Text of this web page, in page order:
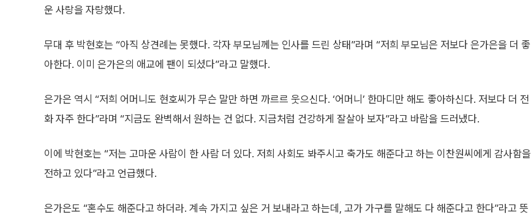
운 사랑을 자랑했다.
무대 후 박현호는 “아직 상견례는 못했다. 각자 부모님께는 인사를 드린 상태”라며 “저희 부모님은 저보다 은가은을 더 좋
아한다. 이미 은가은의 애교에 팬이 되셨다”라고 말했다.
은가은 역시 “저희 어머니도 현호씨가 무슨 말만 하면 까르르 웃으신다. ‘어머니’ 한마디만 해도 좋아하신다. 저보다 더 전
화 자주 한다”라며 “지금도 완벽해서 원하는 건 없다. 지금처럼 건강하게 잘살아 보자”라고 바람을 드러냈다.
이에 박현호는 “저는 고마운 사람이 한 사람 더 있다. 저희 사회도 봐주시고 축가도 해준다고 하는 이찬원씨에게 감사함을
전하고 있다”라고 언급했다.
은가은도 “혼수도 해준다고 하더라. 계속 가지고 싶은 거 보내라고 하는데, 고가 가구를 말해도 다 해준다고 한다”라고 뜻